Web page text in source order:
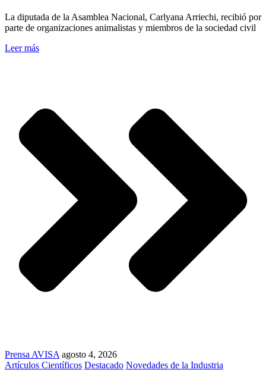
La diputada de la Asamblea Nacional, Carlyana Arriechi, recibió por
parte de organizaciones animalistas y miembros de la sociedad civil
Leer más
Prensa AVISA agosto 4, 2026
Artículos Científicos Destacado Novedades de la Industria